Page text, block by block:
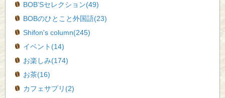
BOB’Sセレクション(49)
BOBのひとこと外国語(23)
Shifon's column(245)
イベント(14)
お楽しみ(174)
お茶(16)
カフェサプリ(2)